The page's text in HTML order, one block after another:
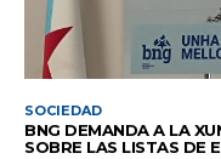
SOCIEDAD
BNG DEMANDA A LA
SOBRE LAS LISTAS DE